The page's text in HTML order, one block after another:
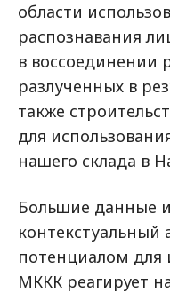
области
распознавания
в воссоединении
разлученных в
также
для
нашего склада в
Большие данные
контекстуальный
потенциалом для
МККК реагирует